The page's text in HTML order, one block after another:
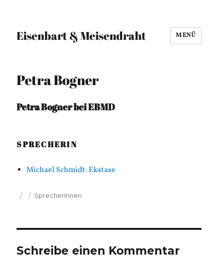
Eisenbart & Meisendraht MENÜ
Petra Bogner
Petra Bogner bei EBMD
SPRECHERIN
Michael Schmidt: Ekstase
Veröffentlicht
Kategorien
SprecherInnen
Schreibe einen Kommentar